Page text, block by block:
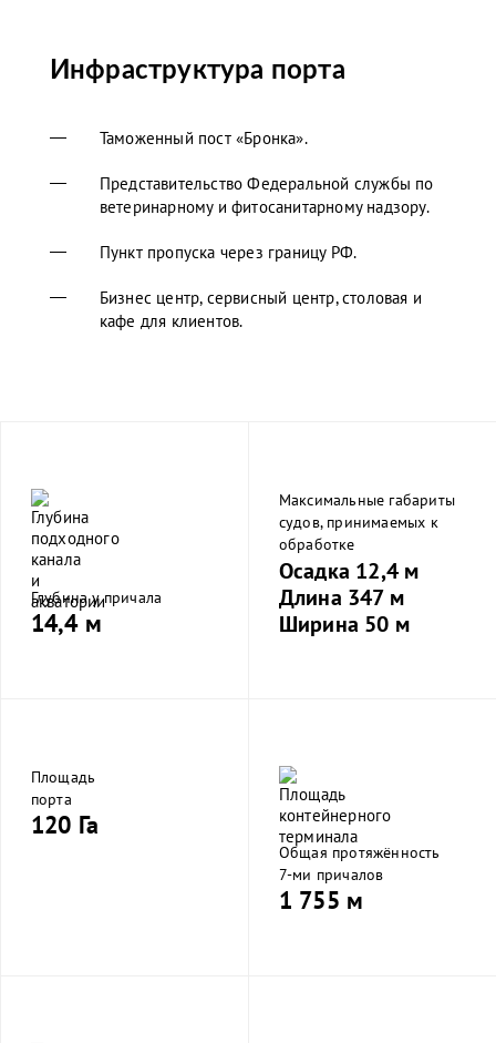
Инфраструктура порта
Таможенный пост «Бронка».
Представительство Федеральной службы по
ветеринарному и фитосанитарному надзору.
Пункт пропуска через границу РФ.
Бизнес центр, сервисный центр, столовая и
кафе для клиентов.
Глубина у причала
14,4 м
Максимальные габариты
судов, принимаемых к
обработке
Осадка 12,4 м
Длина 347 м
Ширина 50 м
Площадь
порта
120 Га
Общая протяжённость
7-ми причалов
1 755 м